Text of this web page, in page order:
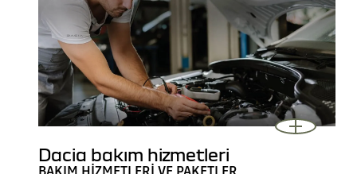
Dacia bakım hizmetleri